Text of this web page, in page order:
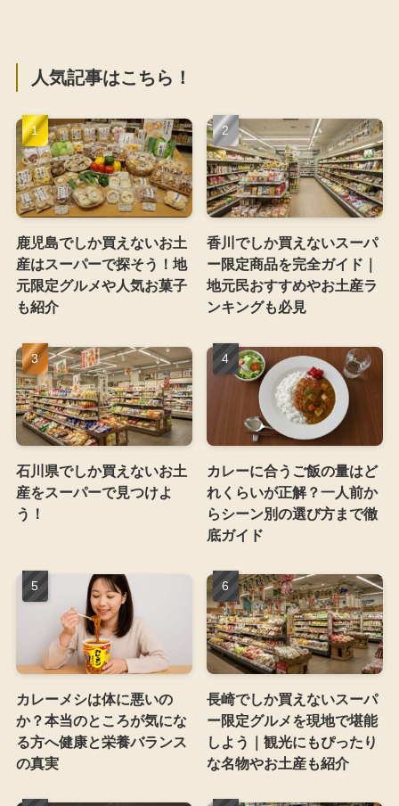
人気記事はこちら！
鹿児島でしか買えないお土
産はスーパーで探そう！地
元限定グルメや人気お菓子
も紹介
香川でしか買えないスーパ
ー限定商品を完全ガイド｜
地元民おすすめやお土産ラ
ンキングも必見
石川県でしか買えないお土
産をスーパーで見つけよ
う！
カレーに合うご飯の量はど
れくらいが正解？一人前か
らシーン別の選び方まで徹
底ガイド
カレーメシは体に悪いの
か？本当のところが気にな
る方へ健康と栄養バランス
の真実
長崎でしか買えないスーパ
ー限定グルメを現地で堪能
しよう｜観光にもぴったり
な名物やお土産も紹介